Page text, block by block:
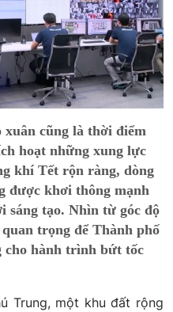
cũng là thời điểm
hoạt những xung lực
khí Tết rộn ràng, dòng
được khơi thông mạnh
sáng tạo. Nhìn từ góc độ
trọng để Thành phố
cho hành trình bứt tốc
Trung, một khu đất rộng